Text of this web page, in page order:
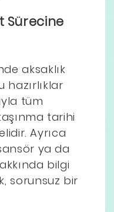
Sürecine
aksaklık
tüm
tarihi
Ayrıca
ya da
bilgi
sorunsuz bir